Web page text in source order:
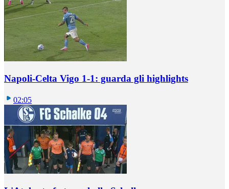
Napoli-Celta Vigo 1-1: guarda gli highlights
02:05